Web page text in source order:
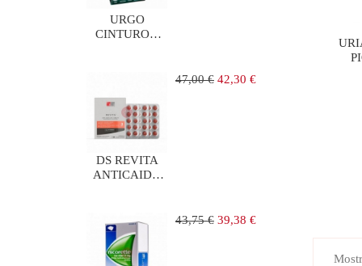
URGO
CINTURON
DS REVITA
ANTICAIDA
Precio
47,00 € Precio
42,30 €
Precio
43,75 € Precio
39,38 €